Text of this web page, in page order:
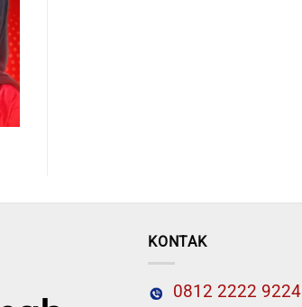
KONTAK
0812 2222 9224